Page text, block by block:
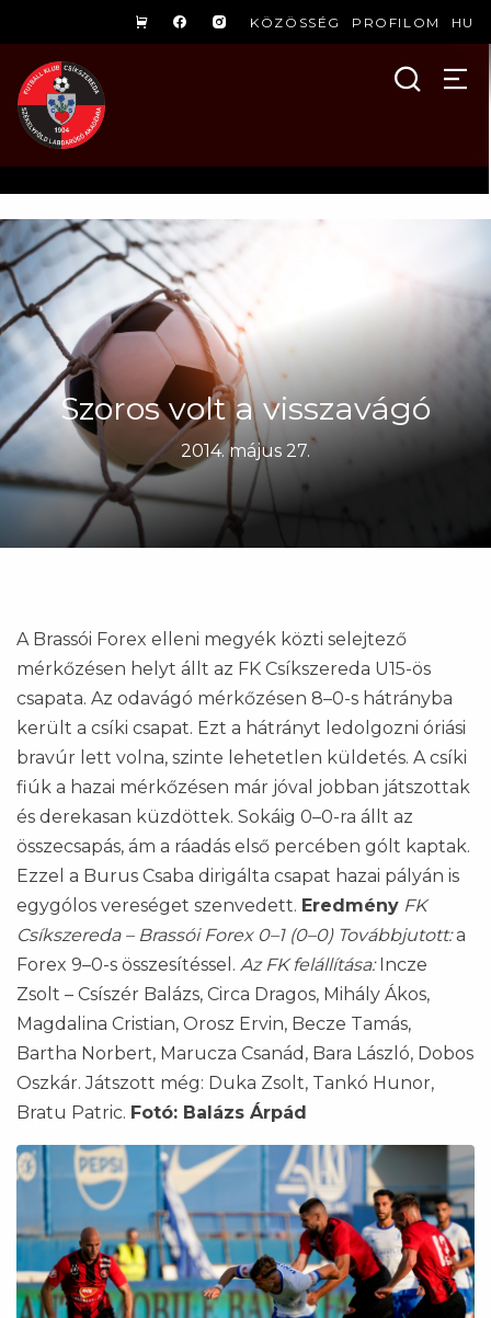
KÖZÖSSÉG PROFILOM HU
Szoros volt a visszavágó
2014. május 27.
A Brassói Forex elleni megyék közti selejtező
mérkőzésen helyt állt az FK Csíkszereda U15-ös
csapata. Az odavágó mérkőzésen 8–0-s hátrányba
került a csíki csapat. Ezt a hátrányt ledolgozni óriási
bravúr lett volna, szinte lehetetlen küldetés. A csíki
fiúk a hazai mérkőzésen már jóval jobban játszottak
és derekasan küzdöttek. Sokáig 0–0-ra állt az
összecsapás, ám a ráadás első percében gólt kaptak.
Ezzel a Burus Csaba dirigálta csapat hazai pályán is
egygólos vereséget szenvedett. Eredmény FK
Csíkszereda – Brassói Forex 0–1 (0–0) Továbbjutott:a
Forex 9–0-s összesítéssel. Az FK felállítása:Incze
Zsolt – Csíszér Balázs, Circa Dragos, Mihály Ákos,
Magdalina Cristian, Orosz Ervin, Becze Tamás,
Bartha Norbert, Marucza Csanád, Bara László, Dobos
Oszkár. Játszott még: Duka Zsolt, Tankó Hunor,
Bratu Patric. Fotó: Balázs Árpád